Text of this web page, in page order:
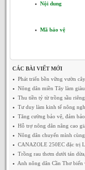
Nội dung
Mã bảo vệ
CÁC BÀI VIẾT MỚI
Phát triển bền vững vườn
Nông dân miền Tây làm
Thu tiền tỷ từ trồng sầu
Tư duy làm kinh tế nông
Tăng cường bảo vệ, đảm
Hỗ trợ nông dân nâng cao
Nông dân chuyển mình
CANAZOLE 250EC đặc trị
Trồng rau thơm dưới tán
Anh nông dân Cần Thơ